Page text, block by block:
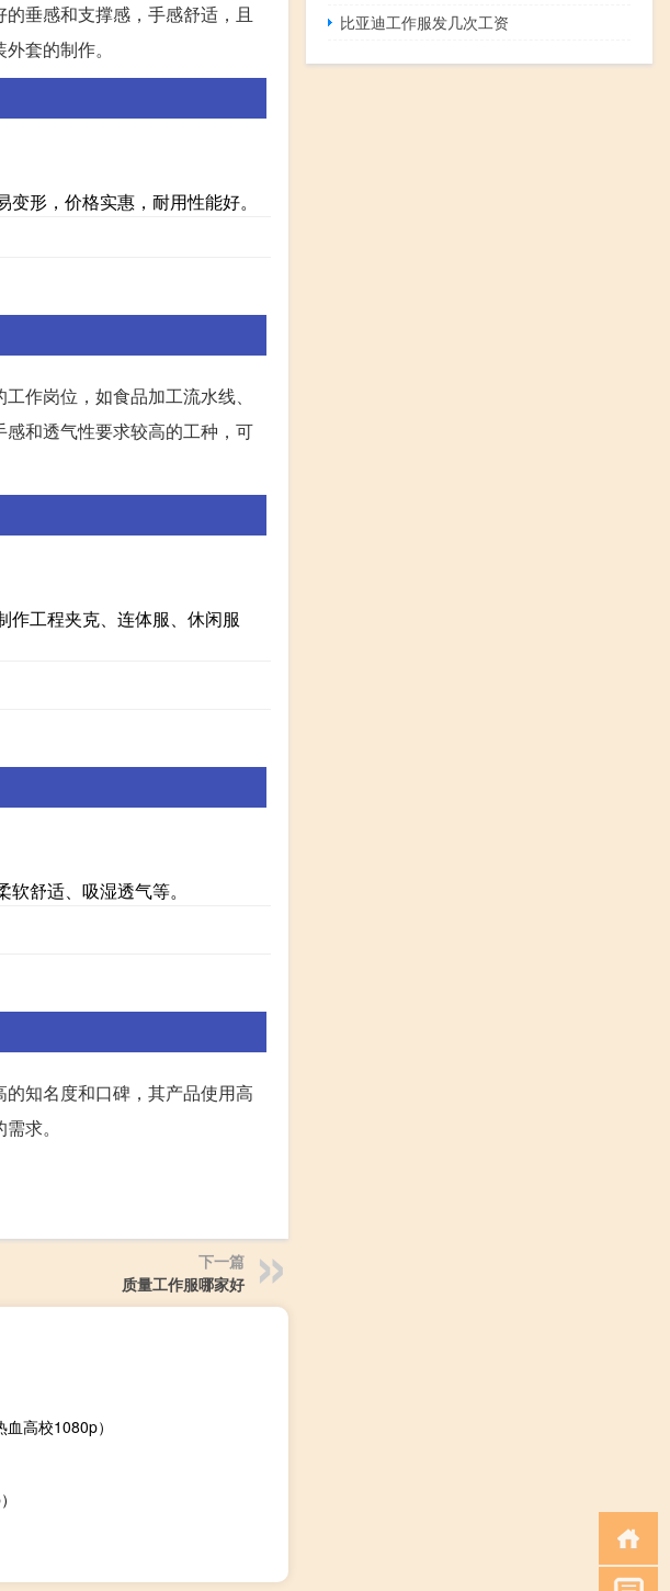
垂感和支撑感，手感舒适，且
套的制作。
形，价格实惠，耐用性能好。
作岗位，如食品加工流水线、
和透气性要求较高的工种，可
作工程夹克、连体服、休闲服
舒适、吸湿透气等。
知名度和口碑，其产品使用高
求。
下一篇
质量工作服哪家好
高校1080p）
比亚迪工作服发几次工资